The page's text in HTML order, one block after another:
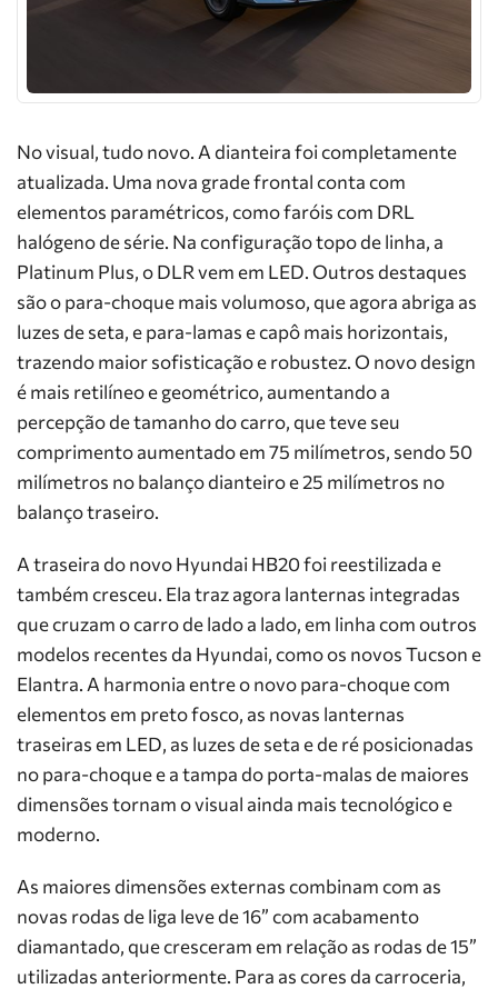
No visual, tudo novo. A dianteira foi completamente
atualizada. Uma nova grade frontal conta com
elementos paramétricos, como faróis com DRL
halógeno de série. Na configuração topo de linha, a
Platinum Plus, o DLR vem em LED. Outros destaques
são o para-choque mais volumoso, que agora abriga as
luzes de seta, e para-lamas e capô mais horizontais,
trazendo maior sofisticação e robustez. O novo design
é mais retilíneo e geométrico, aumentando a
percepção de tamanho do carro, que teve seu
comprimento aumentado em 75 milímetros, sendo 50
milímetros no balanço dianteiro e 25 milímetros no
balanço traseiro.
A traseira do novo Hyundai HB20 foi reestilizada e
também cresceu. Ela traz agora lanternas integradas
que cruzam o carro de lado a lado, em linha com outros
modelos recentes da Hyundai, como os novos Tucson e
Elantra. A harmonia entre o novo para-choque com
elementos em preto fosco, as novas lanternas
traseiras em LED, as luzes de seta e de ré posicionadas
no para-choque e a tampa do porta-malas de maiores
dimensões tornam o visual ainda mais tecnológico e
moderno.
As maiores dimensões externas combinam com as
novas rodas de liga leve de 16” com acabamento
diamantado, que cresceram em relação as rodas de 15”
utilizadas anteriormente. Para as cores da carroceria,